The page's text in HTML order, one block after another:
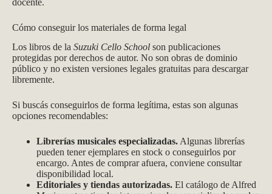
Cómo conseguir los materiales de forma legal
Los libros de la Suzuki Cello School son publicaciones
protegidas por derechos de autor. No son obras de dominio
público y no existen versiones legales gratuitas para descargar
libremente.
Si buscás conseguirlos de forma legítima, estas son algunas
opciones recomendables:
Librerías musicales especializadas. Algunas librerías
pueden tener ejemplares en stock o conseguirlos por
encargo. Antes de comprar afuera, conviene consultar
disponibilidad local.
Editoriales y tiendas autorizadas. El catálogo de Alfred